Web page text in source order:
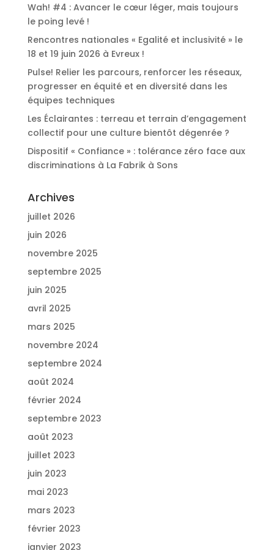
Wah! #4 : Avancer le cœur léger, mais toujours
le poing levé !
Rencontres nationales « Egalité et inclusivité » le
18 et 19 juin 2026 à Evreux !
Pulse! Relier les parcours, renforcer les réseaux,
progresser en équité et en diversité dans les
équipes techniques
Les Éclairantes : terreau et terrain d’engagement
collectif pour une culture bientôt dégenrée ?
Dispositif « Confiance » : tolérance zéro face aux
discriminations à La Fabrik à Sons
Archives
juillet 2026
juin 2026
novembre 2025
septembre 2025
juin 2025
avril 2025
mars 2025
novembre 2024
septembre 2024
août 2024
février 2024
septembre 2023
août 2023
juillet 2023
juin 2023
mai 2023
mars 2023
février 2023
janvier 2023